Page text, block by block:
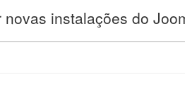
instalações do